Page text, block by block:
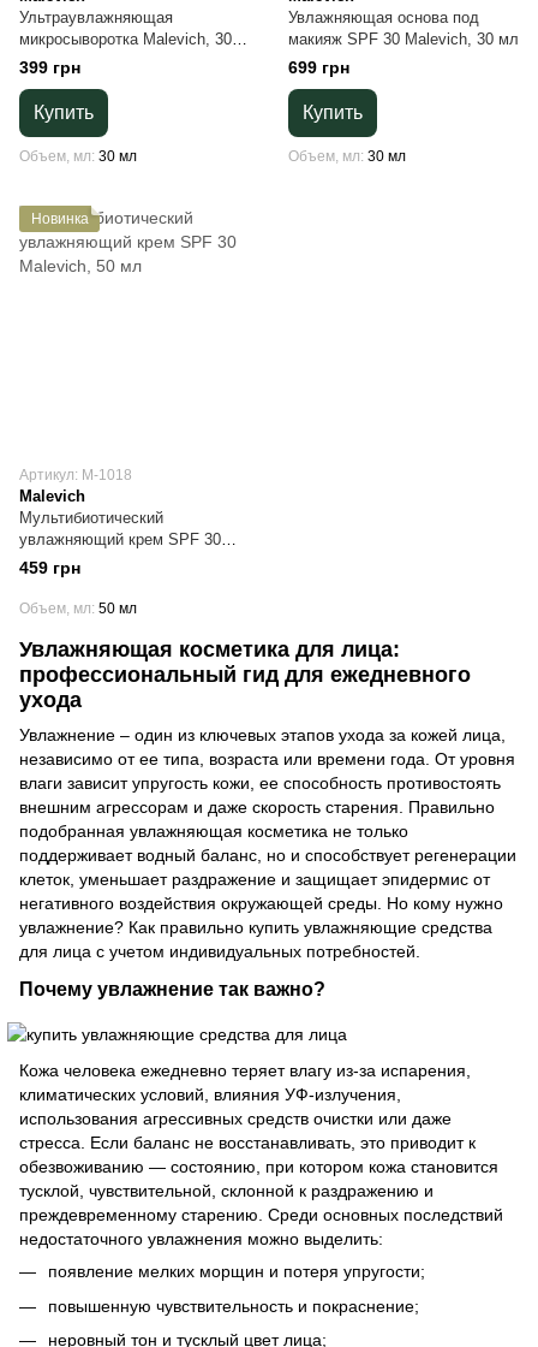
Ультраувлажняющая
микросыворотка Malevich, 30
мл
399 грн
Купить
Объем, мл 30 мл
Увлажняющая основа под
макияж SPF 30 Malevich, 30 мл
699 грн
Купить
Объем, мл 30 мл
Новинка
Артикул: М-1018
Malevich
Мультибиотический
увлажняющий крем SPF 30
Malevich, 50 мл
459 грн
Объем, мл 50 мл
Увлажняющая косметика для лица:
профессиональный гид для ежедневного
ухода
Увлажнение – один из ключевых этапов ухода за кожей лица,
независимо от ее типа, возраста или времени года. От уровня
влаги зависит упругость кожи, ее способность противостоять
внешним агрессорам и даже скорость старения. Правильно
подобранная увлажняющая косметика не только
поддерживает водный баланс, но и способствует регенерации
клеток, уменьшает раздражение и защищает эпидермис от
негативного воздействия окружающей среды. Но кому нужно
увлажнение? Как правильно купить увлажняющие средства
для лица с учетом индивидуальных потребностей.
Почему увлажнение так важно?
Кожа человека ежедневно теряет влагу из-за испарения,
климатических условий, влияния УФ-излучения,
использования агрессивных средств очистки или даже
стресса. Если баланс не восстанавливать, это приводит к
обезвоживанию — состоянию, при котором кожа становится
тусклой, чувствительной, склонной к раздражению и
преждевременному старению. Среди основных последствий
недостаточного увлажнения можно выделить:
появление мелких морщин и потеря упругости;
повышенную чувствительность и покраснение;
неровный тон и тусклый цвет лица;